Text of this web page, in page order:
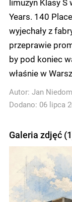
Years. 140
wyjechały z
przeprawie
by pod koniec
właśnie w
Autor: Jan
Dodano: 06 lipca
Galeria zdjęć